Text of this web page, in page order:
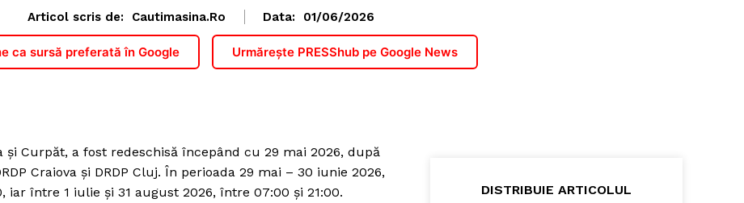
Articol scris de: Cautimasina.ro Data: 01/06/2026
ca sursă preferată în Google Urmărește PRESShub pe Google News
Curpăt, a fost redeschisă începând cu 29 mai 2026, după
Craiova și DRDP Cluj. În perioada 29 mai – 30 iunie 2026,
între 1 iulie și 31 august 2026, între 07:00 și 21:00.
DISTRIBUIE ARTICOLUL